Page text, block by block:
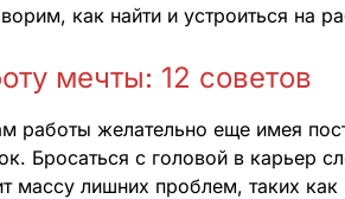
как найти и устроиться на
мечты: 12 советов
работы желательно еще имея
Бросаться с головой в карьер
массу лишних проблем, таких